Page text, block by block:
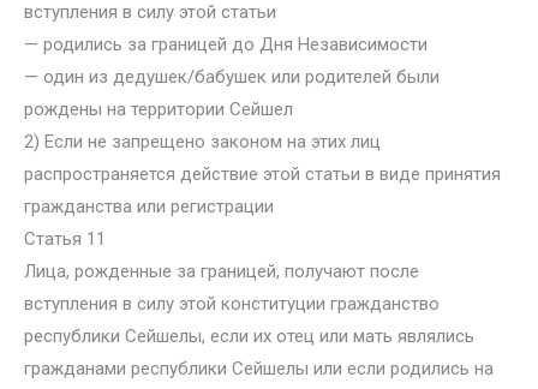
вступления в силу этой статьи
— родились за границей до Дня Независимости
— один из дедушек/бабушек или родителей были
рождены на территории Сейшел
2) Если не запрещено законом на этих лиц
распространяется действие этой статьи в виде принятия
гражданства или регистрации
Статья 11
Лица, рожденные за границей, получают после
вступления в силу этой конституции гражданство
республики Сейшелы, если их отец или мать являлись
гражданами республики Сейшелы или если родились на